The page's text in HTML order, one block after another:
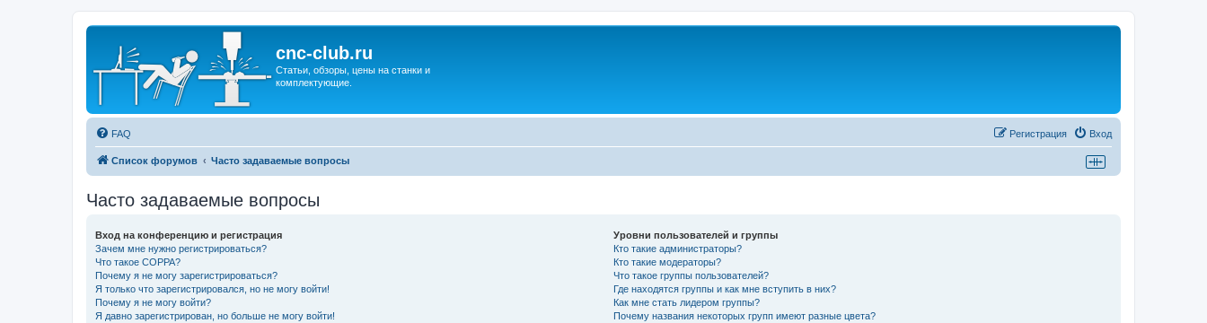
cnc-club.ru
Статьи, обзоры, цены на станки и
комплектующие.
FAQ Вход
Регистрация
Список форумов Часто задаваемые вопросы
Часто задаваемые вопросы
Вход на конференцию и регистрация
Зачем мне нужно регистрироваться?
Что такое COPPA?
Почему я не могу зарегистрироваться?
Я только что зарегистрировался, но не могу войти!
Почему я не могу войти?
Я давно зарегистрирован, но больше не могу войти!
Уровни пользователей и группы
Кто такие администраторы?
Кто такие модераторы?
Что такое группы пользователей?
Где находятся группы и как мне вступить в них?
Как мне стать лидером группы?
Почему названия некоторых групп имеют разные цвета?